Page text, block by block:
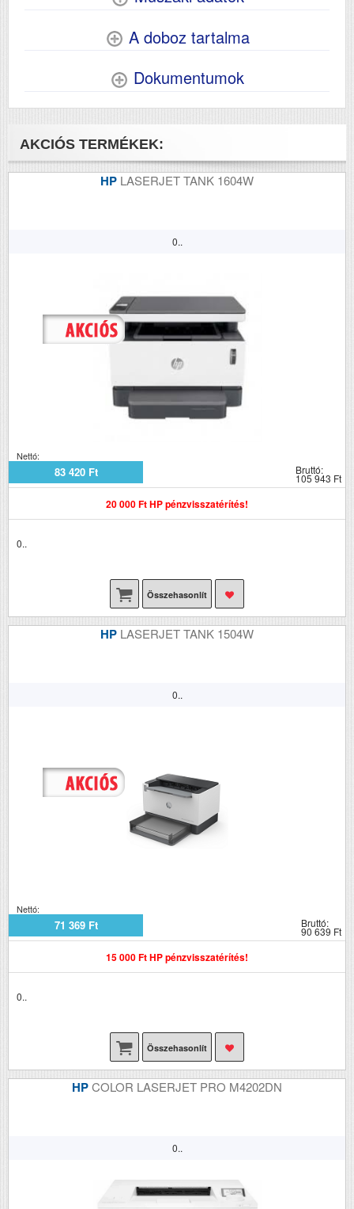
A doboz tartalma
Dokumentumok
AKCIÓS TERMÉKEK:
HP LASERJET TANK 1604W
0..
Nettó:
83 420 Ft Bruttó:
105 943 Ft
20 000 Ft HP pénzvisszatérítés!
0..
Összehasonlít
HP LASERJET TANK 1504W
0..
Nettó:
71 369 Ft Bruttó:
90 639 Ft
15 000 Ft HP pénzvisszatérítés!
0..
Összehasonlít
HPCOLOR LASERJET PRO M4202DN
0..